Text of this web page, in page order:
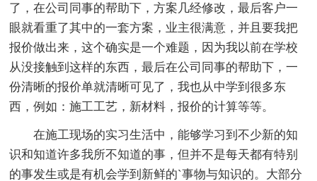
了，在公司同事的帮助下，方案几经修改，最后客户一
眼就看重了其中的一套方案，业主很满意，并且要我把
报价做出来，这个确实是一个难题，因为我以前在学校
从没接触到这样的东西，最后在公司同事的帮助下，一
份清晰的报价单就清晰可见了，我也从中学到很多东
西，例如：施工工艺，新材料，报价的计算等等。
在施工现场的实习生活中，能够学习到不少新的知
识和知道许多我所不知道的事，但并不是每天都有特别
的事发生或是有机会学到新鲜的`事物与知识的。大部分